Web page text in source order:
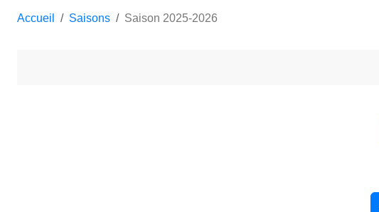
Accueil Saisons Saison 2025-2026